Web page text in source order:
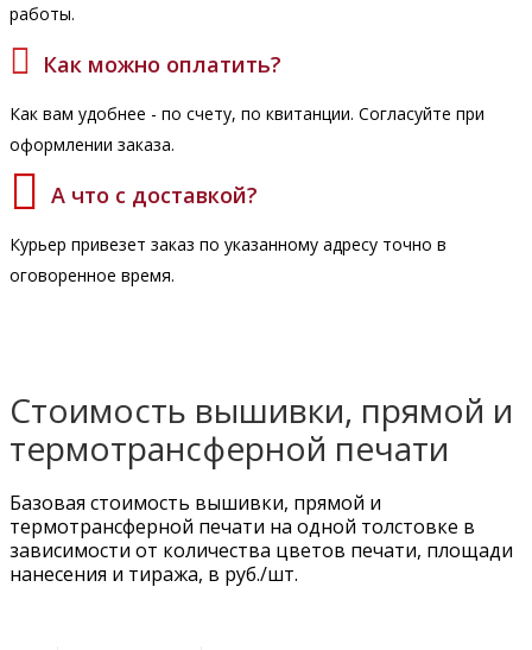
работы.
Как можно оплатить?
Как вам удобнее - по счету, по квитанции. Согласуйте при
оформлении заказа.
А что с доставкой?
Курьер привезет заказ по указанному адресу точно в
оговоренное время.
Стоимость вышивки, прямой и
термотрансферной печати
Базовая стоимость вышивки, прямой и
термотрансферной печати на одной толстовке в
зависимости от количества цветов печати, площади
нанесения и тиража, в руб./шт.